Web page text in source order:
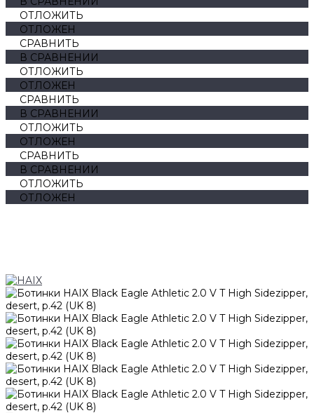
ОТЛОЖИТЬ
ОТЛОЖЕН
СРАВНИТЬ
В СРАВНЕНИИ
ОТЛОЖИТЬ
ОТЛОЖЕН
СРАВНИТЬ
В СРАВНЕНИИ
ОТЛОЖИТЬ
ОТЛОЖЕН
СРАВНИТЬ
В СРАВНЕНИИ
ОТЛОЖИТЬ
ОТЛОЖЕН